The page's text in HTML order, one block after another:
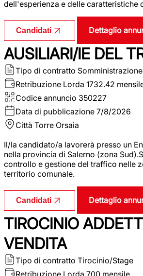
dell'esperienza e delle caratteristiche
Candidati Dettaglio
AUSILIARI/IE DEL
Tipo di contratto Somministrazione
Retribuzione Lorda 1732.42
Codice annuncio 350227
Data di pubblicazione 7/8/2026
Città Torre Orsaia
Il/la candidato/a lavorerà presso un
nella provincia di Salerno (zona
controllo e gestione del traffico nelle
territorio comunale.
Candidati Dettaglio
TIROCINIO
VENDITA
Tipo di contratto Tirocinio/Stage
Retribuzione Lorda 700 mensile